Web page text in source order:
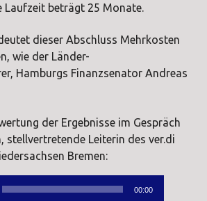
Laufzeit beträgt 25 Monate.
dieser Abschluss Mehrkosten
wie der Länder-
Hamburgs Finanzsenator Andreas
der Ergebnisse im Gespräch
stellvertretende Leiterin des ver.di
Bremen:
00:00